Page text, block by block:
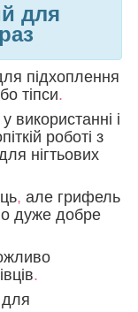
для
підхоплення
тіпси.
використанні і
роботі з
нігтьових
, але грифель
дуже добре
.